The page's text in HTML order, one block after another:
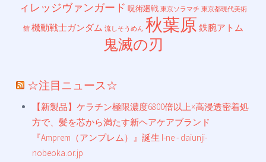
ィレッジヴァンガード 呪術廻戦 東京ソラマチ 東京都現代美術
館 機動戦士ガンダム 流しそうめん 秋葉原 鉄腕アトム
鬼滅の刃
☆注目ニュース☆
【新製品】ケラチン極限濃度6800倍以上×高浸透密着処
方で、髪を芯から満たす新ヘアケアブランド
『Amprem（アンプレム）』誕生 I-ne - daiunji-
nobeoka.or.jp